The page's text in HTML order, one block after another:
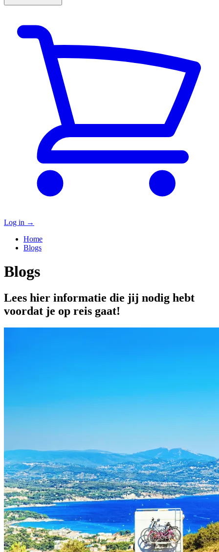
Log in →
Home
Blogs
Blogs
Lees hier informatie die jij nodig hebt
voordat je op reis gaat!